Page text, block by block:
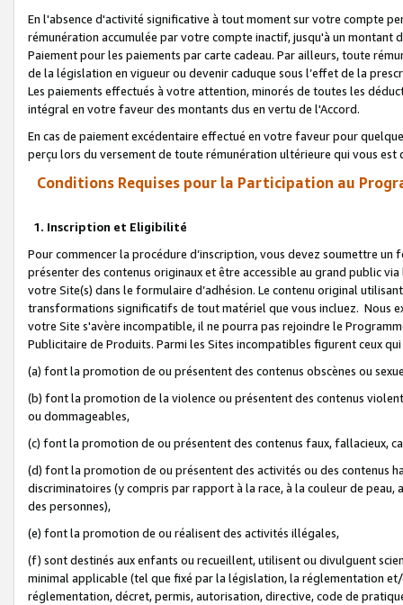
En l'absence d'activité significative à tout moment sur votre compte
rémunération accumulée par votre compte inactif, jusqu'à un montant
Paiement pour les paiements par carte cadeau. Par ailleurs, toute
de la législation en vigueur ou devenir caduque sous l’effet de la
Les paiements effectués à votre attention, minorés de toutes les
intégral en votre faveur des montants dus en vertu de l'Accord.
En cas de paiement excédentaire effectué en votre faveur pour
perçu lors du versement de toute rémunération ultérieure qui vous est
Conditions Requises pour la Participation au
1. Inscription et Eligibilité
Pour commencer la procédure d’inscription, vous devez soumettre
présenter des contenus originaux et être accessible au grand public
votre Site(s) dans le formulaire d’adhésion. Le contenu original
transformations significatifs de tout matériel que vous incluez. Nous
votre Site s'avère incompatible, il ne pourra pas rejoindre le
Publicitaire de Produits. Parmi les Sites incompatibles figurent ceux
(a) font la promotion de ou présentent des contenus obscènes ou
(b) font la promotion de la violence ou présentent des contenus
ou dommageables,
(c) font la promotion de ou présentent des contenus faux, fallacieux,
(d) font la promotion de ou présentent des activités ou des contenus
discriminatoires (y compris par rapport à la race, à la couleur de
des personnes),
(e) font la promotion de ou réalisent des activités illégales,
(f) sont destinés aux enfants ou recueillent, utilisent ou divulguent
minimal applicable (tel que fixé par la législation, la réglementation
réglementation, décret, permis, autorisation, directive, code de